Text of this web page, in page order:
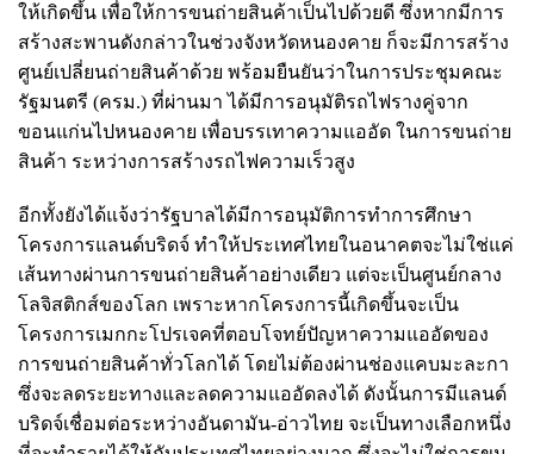
ให้เกิดขึ้น เพื่อให้การขนถ่ายสินค้าเป็นไปด้วยดี ซึ่งหากมีการ
สร้างสะพานดังกล่าวในช่วงจังหวัดหนองคาย ก็จะมีการสร้าง
ศูนย์เปลี่ยนถ่ายสินค้าด้วย พร้อมยืนยันว่าในการประชุมคณะ
รัฐมนตรี (ครม.) ที่ผ่านมา ได้มีการอนุมัติรถไฟรางคู่จาก
ขอนแก่นไปหนองคาย เพื่อบรรเทาความแออัด ในการขนถ่าย
สินค้า ระหว่างการสร้างรถไฟความเร็วสูง
อีกทั้งยังได้แจ้งว่ารัฐบาลได้มีการอนุมัติการทำการศึกษา
โครงการแลนด์บริดจ์ ทำให้ประเทศไทยในอนาคตจะไม่ใช่แค่
เส้นทางผ่านการขนถ่ายสินค้าอย่างเดียว แต่จะเป็นศูนย์กลาง
โลจิสติกส์ของโลก เพราะหากโครงการนี้เกิดขึ้นจะเป็น
โครงการเมกกะโปรเจคที่ตอบโจทย์ปัญหาความแออัดของ
การขนถ่ายสินค้าทั่วโลกได้ โดยไม่ต้องผ่านช่องแคบมะละกา
ซึ่งจะลดระยะทางและลดความแออัดลงได้ ดังนั้นการมีแลนด์
บริดจ์เชื่อมต่อระหว่างอันดามัน-อ่าวไทย จะเป็นทางเลือกหนึ่ง